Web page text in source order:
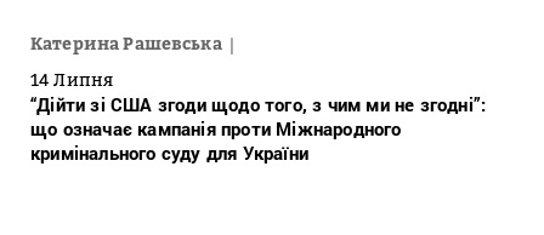
Катерина Рашевська
14 Липня
“Дійти зі США згоди щодо того, з чим ми не згодні”:
що означає кампанія проти Міжнародного
кримінального суду для України